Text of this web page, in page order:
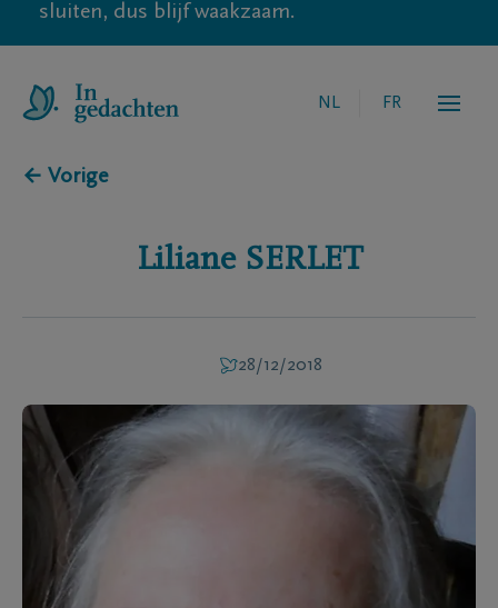
sluiten, dus blijf waakzaam.
NL FR
← Vorige
Liliane SERLET
28/12/2018